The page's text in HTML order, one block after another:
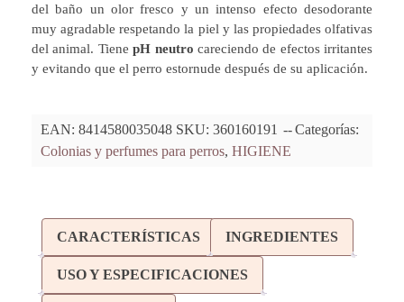
del baño un olor fresco y un intenso efecto desodorante
muy agradable respetando la piel y las propiedades olfativas
del animal. Tiene pH neutro careciendo de efectos irritantes
y evitando que el perro estornude después de su aplicación.
EAN: 8414580035048 SKU: 360160191
Categorías:
Colonias y perfumes para perros, HIGIENE
CARACTERÍSTICAS INGREDIENTES
USO Y ESPECIFICACIONES